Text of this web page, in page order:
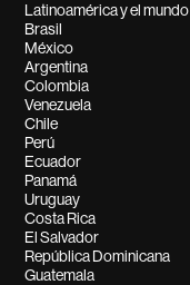
Latinoamérica y el mundo
Brasil
México
Argentina
Colombia
Venezuela
Chile
Perú
Ecuador
Panamá
Uruguay
Costa Rica
El Salvador
República Dominicana
Guatemala